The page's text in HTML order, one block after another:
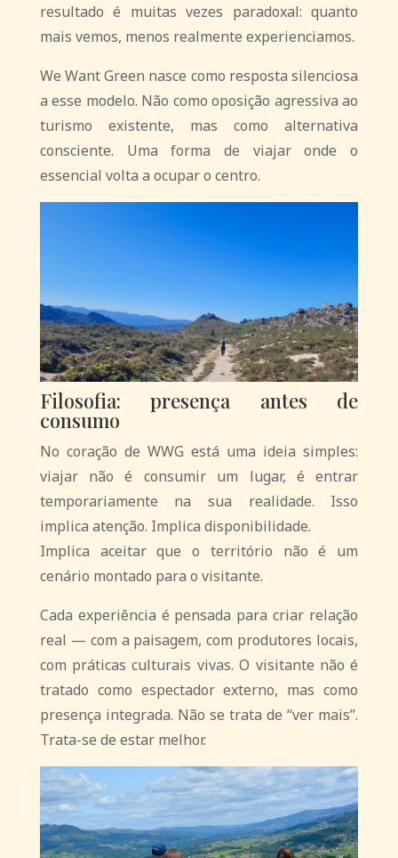
resultado é muitas vezes paradoxal: quanto
mais vemos, menos realmente experienciamos.
We Want Green nasce como resposta silenciosa
a esse modelo. Não como oposição agressiva ao
turismo existente, mas como alternativa
consciente. Uma forma de viajar onde o
essencial volta a ocupar o centro.
Filosofia: presença antes de
consumo
No coração de WWG está uma ideia simples:
viajar não é consumir um lugar, é entrar
temporariamente na sua realidade. Isso
implica atenção. Implica disponibilidade.
Implica aceitar que o território não é um
cenário montado para o visitante.
Cada experiência é pensada para criar relação
real — com a paisagem, com produtores locais,
com práticas culturais vivas. O visitante não é
tratado como espectador externo, mas como
presença integrada. Não se trata de “ver mais”.
Trata-se de estar melhor.